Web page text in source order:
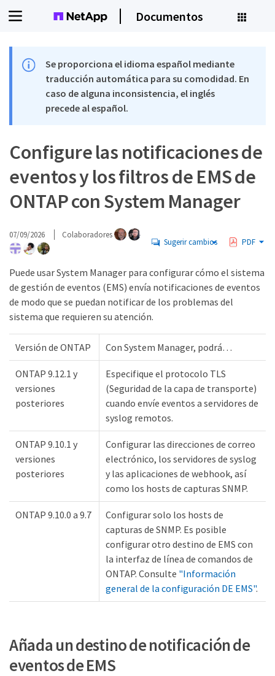
Documentos
Se proporciona el idioma español mediante
traducción automática para su comodidad. En
caso de alguna inconsistencia, el inglés
precede al español.
Configure las notificaciones de
eventos y los filtros de EMS de
ONTAP con System Manager
07/09/2026 Colaboradores
Sugerir cambios PDF
Puede usar System Manager para configurar cómo el sistema
de gestión de eventos (EMS) envía notificaciones de eventos
de modo que se puedan notificar de los problemas del
sistema que requieren su atención.
Versión de ONTAP Con System Manager, podrá…​
ONTAP 9.12.1 y
versiones
posteriores
Especifique el protocolo TLS
(Seguridad de la capa de transporte)
cuando envíe eventos a servidores de
syslog remotos.
ONTAP 9.10.1 y
versiones
posteriores
Configurar las direcciones de correo
electrónico, los servidores de syslog
y las aplicaciones de webhook, así
como los hosts de capturas SNMP.
ONTAP 9.10.0 a 9.7
Configurar solo los hosts de
capturas de SNMP. Es posible
configurar otro destino de EMS con
la interfaz de línea de comandos de
ONTAP. Consulte "Información
general de la configuración DE EMS".
Añada un destino de notificación de
eventos de EMS